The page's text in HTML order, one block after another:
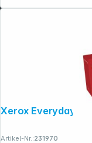
Artikel-Nr.:231970